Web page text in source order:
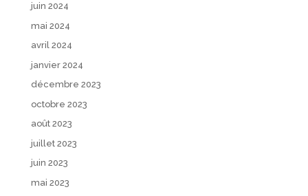
juin 2024
mai 2024
avril 2024
janvier 2024
décembre 2023
octobre 2023
août 2023
juillet 2023
juin 2023
mai 2023